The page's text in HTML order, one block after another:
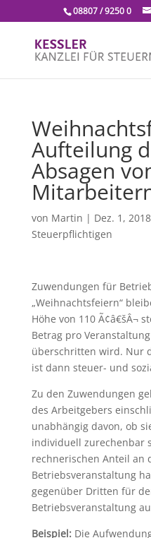
08807 / 9250 0
Aufteilung
Absagen
von Martin | Dez. 1, 2018
Steuerpflichtigen
Zuwendungen für
„Weihnachtsfeiern“
Höhe von 110 Ã¢â€šÂ¬
Betrag pro
überschritten wird. Nur
ist dann steuer- und
Zu den Zuwendungen
des Arbeitgebers
unabhängig davon, ob
individuell zurechenbar
rechnerischen Anteil an
Betriebsveranstaltung
gegenüber Dritten für
Betriebsveranstaltung
Beispiel: Die